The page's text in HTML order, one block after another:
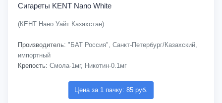
Сигареты KENT Nano White
(КЕНТ Нано Уайт Казахстан)
Производитель: "БАТ Россия", Санкт-Петербург/Казахский,
импортный
Крепость: Смола-1мг, Никотин-0.1мг
Цена за 1 пачку: 85 руб.